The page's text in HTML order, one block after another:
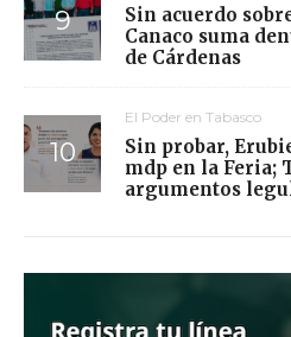
Sin acuerdo
Canaco suma
de Cárdenas
El Poder en Tabasco
Sin probar,
mdp en la Feria;
argumentos